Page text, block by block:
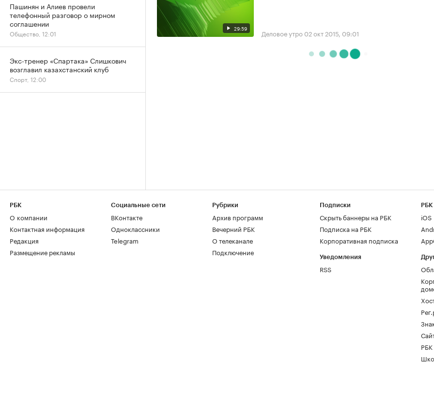
29:59 Деловое утро 02 окт 2015, 09:01
Пашинян и Алиев провели
телефонный разговор о мирном
соглашении
Общество, 12:01
Экс-тренер «Спартака» Слишкович
возглавил казахстанский клуб
Спорт, 12:00
РБК
О компании
Контактная информация
Редакция
Размещение рекламы
Социальные сети
ВКонтакте
Одноклассники
Telegram
Рубрики
Архив программ
Вечерний РБК
О телеканале
Подключение
Подписки
Скрыть баннеры на РБК
Подписка на РБК
Корпоративная подписка
Уведомления
RSS
РБК
iOS